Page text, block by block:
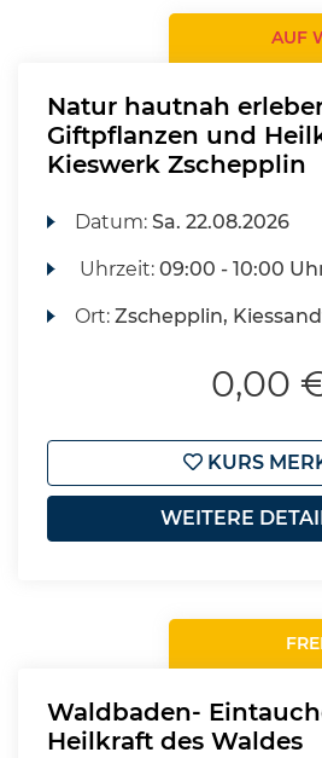
AUF
Natur hautnah
Giftpflanzen und
Kieswerk Zschepplin
Datum:Sa. 22.08.2026
Uhrzeit:09:00 - 10:00
Ort:Zschepplin,
0,00
KURS
WEITERE
Waldbaden-
Heilkraft des Waldes